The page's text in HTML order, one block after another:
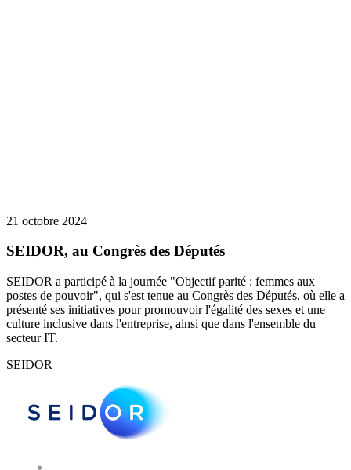
21 octobre 2024
SEIDOR, au Congrès des Députés
SEIDOR a participé à la journée "Objectif parité : femmes aux
postes de pouvoir", qui s'est tenue au Congrès des Députés, où elle a
présenté ses initiatives pour promouvoir l'égalité des sexes et une
culture inclusive dans l'entreprise, ainsi que dans l'ensemble du
secteur IT.
SEIDOR